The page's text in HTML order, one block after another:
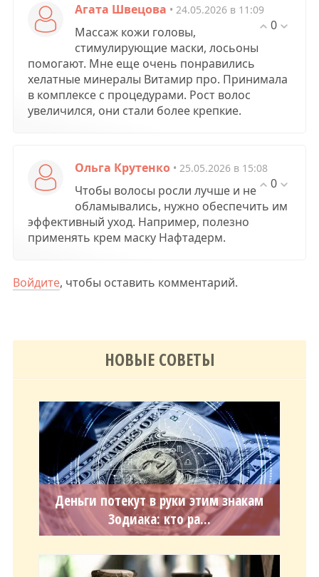
Агата Швецова • 24.05.2026 в 11:09
0
Массаж кожи головы,
стимулирующие маски, лосьоны
помогают. Мне еще очень понравились
хелатные минералы Витамир про. Принимала
в комплексе с процедурами. Рост волос
увеличился, они стали более крепкие.
Ольга Крутенко • 25.05.2026 в 15:08
0
Чтобы волосы росли лучше и не
обламывались, нужно обеспечить им
эффективный уход. Например, полезно
применять крем маску Нафтадерм.
Войдите, чтобы оставить комментарий.
НОВЫЕ СОВЕТЫ
Деньги потекут в руки этим знакам
Зодиака: кто ра...